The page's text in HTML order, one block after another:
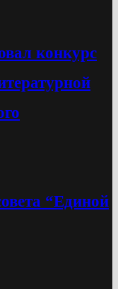
конкурс
“Единой